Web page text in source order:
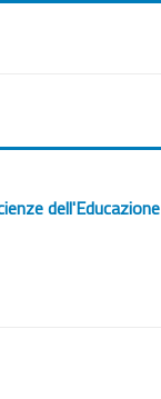
dell'Educazione